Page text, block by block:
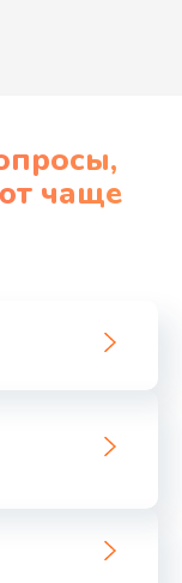
чаще